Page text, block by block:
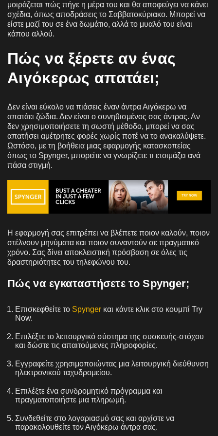
μοιράζεται πώς πήγε η μέρα του και θα αποφεύγει να κάνει
σχέδια, όπως αποδράσεις το Σαββατοκύριακο. Μπορεί να
είστε μαζί του σε ένα δωμάτιο, αλλά το μυαλό του είναι
κάπου αλλού.
Πώς να ξέρετε αν ένας
Αιγόκερως απατάει;
Δεν είναι εύκολο να πιάσεις έναν άντρα Αιγόκερω να
απατάει ζώδια. Δεν είναι ο συνηθισμένος σας άντρας. Αν
δεν χρησιμοποιήσετε τη σωστή μέθοδο, μπορεί να σας
απατήσει αμέτρητες φορές χωρίς ποτέ να το ανακαλύψετε.
Ωστόσο, με τη βοήθεια μιας εφαρμογής κατασκοπείας
όπως το Spynger, μπορείτε να γνωρίζετε τι ετοιμάζει ανά
πάσα στιγμή.
Η εφαρμογή σας επιτρέπει να βλέπετε ποιον καλούν, ποιον
στέλνουν μηνύματα και ποιον συναντούν σε πραγματικό
χρόνο. Σας δίνει αποκλειστική πρόσβαση σε όλες τις
δραστηριότητες του τηλεφώνου του.
Πώς να εγκαταστήσετε το Spynger;
Επισκεφθείτε το Spynger και κάντε κλικ στο κουμπί Try
Now.
Επιλέξτε το λειτουργικό σύστημα της συσκευής-στόχου
και δώστε τις απαιτούμενες πληροφορίες.
Εγγραφείτε χρησιμοποιώντας μια λειτουργική διεύθυνση
ηλεκτρονικού ταχυδρομείου.
Επιλέξτε ένα συνδρομητικό πρόγραμμα και
πραγματοποιήστε μια πληρωμή.
Συνδεθείτε στο λογαριασμό σας και αρχίστε να
παρακολουθείτε τον Αιγόκερω άντρα σας.